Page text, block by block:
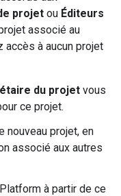
projet ou Éditeurs
associé au
accès à aucun projet
du projet vous
ce projet.
nouveau projet, en
associé aux autres
à partir de ce